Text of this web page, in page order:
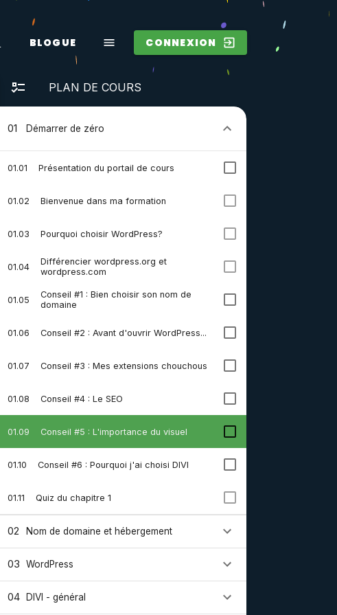
BLOGUE CONNEXION
PLAN DE COURS
01 Démarrer de zéro
01.01 Présentation du portail de cours
01.02 Bienvenue dans ma formation
01.03 Pourquoi choisir WordPress?
01.04
Différencier wordpress.org et
wordpress.com
01.05
Conseil #1 : Bien choisir son nom de
domaine
01.06 Conseil #2 : Avant d'ouvrir WordPress...
01.07 Conseil #3 : Mes extensions chouchous
01.08 Conseil #4 : Le SEO
01.09 Conseil #5 : L'importance du visuel
01.10 Conseil #6 : Pourquoi j'ai choisi DIVI
01.11 Quiz du chapitre 1
02 Nom de domaine et hébergement
03 WordPress
04 DIVI - général